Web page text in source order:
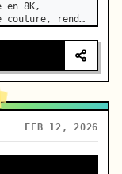
en 8K,
rendu
(miroir du
FEB 12, 2026